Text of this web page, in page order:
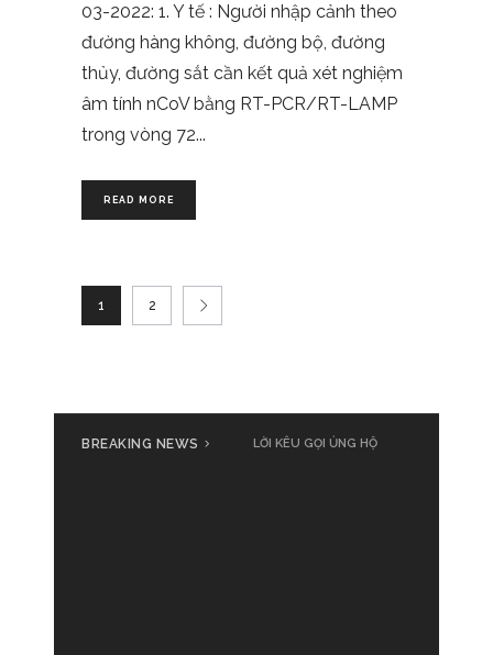
03-2022: 1. Y tế : Người nhập cảnh theo
đường hàng không, đường bộ, đường
thủy, đường sắt cần kết quả xét nghiệm
âm tính nCoV bằng RT-PCR/RT-LAMP
trong vòng 72
READ MORE
1 2
BREAKING NEWS LỜI KÊU GỌI ỦNG HỘ
Cả nước cùng đồng loạt phát